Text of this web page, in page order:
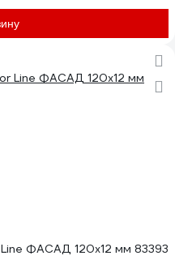
ФАСАД 120х12 мм 83393